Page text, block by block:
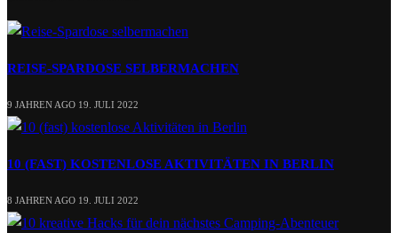
REISE-SPARDOSE SELBERMACHEN
9 JAHREN AGO 19. JULI 2022
10 (FAST) KOSTENLOSE AKTIVITÄTEN IN BERLIN
8 JAHREN AGO 19. JULI 2022